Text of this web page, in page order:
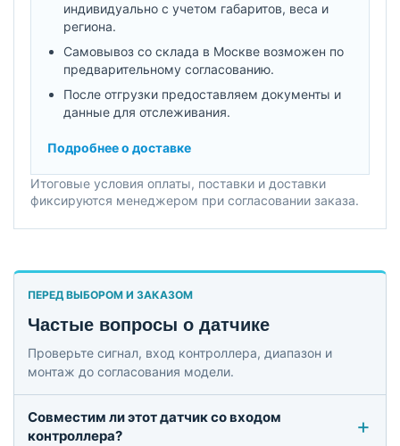
индивидуально с учетом габаритов, веса и
региона.
Самовывоз со склада в Москве возможен по
предварительному согласованию.
После отгрузки предоставляем документы и
данные для отслеживания.
Подробнее о доставке
Итоговые условия оплаты, поставки и доставки
фиксируются менеджером при согласовании заказа.
ПЕРЕД ВЫБОРОМ И ЗАКАЗОМ
Частые вопросы о датчике
Проверьте сигнал, вход контроллера, диапазон и
монтаж до согласования модели.
Совместим ли этот датчик со входом
контроллера?